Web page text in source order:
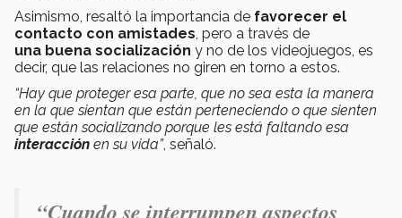
Asimismo, resaltó la importancia de favorecer el
contacto con amistades, pero a través de
una buena socialización y no de los videojuegos, es
decir, que las relaciones no giren en torno a estos.
“Hay que proteger esa parte, que no sea esta la manera
en la que sientan que están perteneciendo o que sienten
que están socializando porque les está faltando esa
interacción en su vida”, señaló.
“Cuando se interrumpen aspectos